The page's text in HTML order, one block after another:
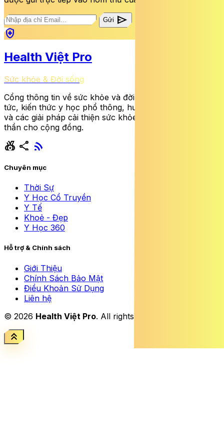
Gửi send
health_and_safety
Health Việt Pro
Sức khỏe & Đời sống
Cổng thông tin về sức khỏe và đời sống cung cấp tin
tức, kiến thức y học phổ thông, hướng dẫn dinh dưỡng
và các giải pháp cải thiện sức khỏe thể chất lẫn tinh
thần cho cộng đồng.
social_leaderboard share rss_feed
Chuyên mục
Thời Sự
Y Học Cổ Truyền
Y Tế
Khoẻ - Đẹp
Y Học 360
Hỗ trợ & Chính sách
Giới Thiệu
Chính Sách Bảo Mật
Điều Khoản Sử Dụng
Liên hệ
© 2026 Health Việt Pro. All rights reserved.
keyboard_double_arrow_up